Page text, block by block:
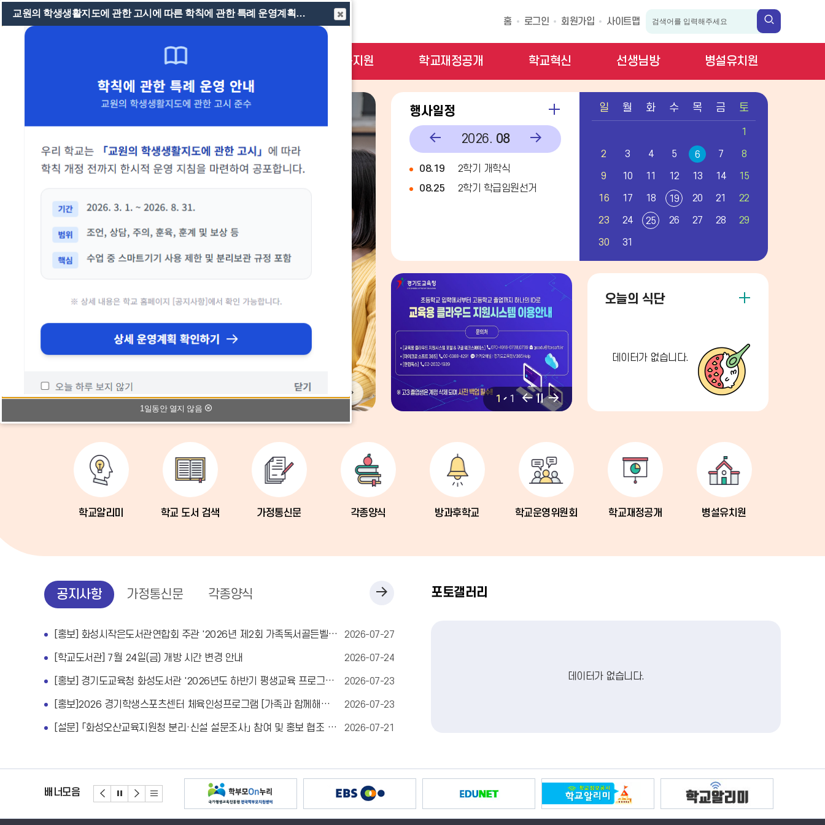
홈 로그인 회원가입 사이트맵
알림마당 교육지원 학교재정공개 학교혁신 선생님방 병설유치원
비
이
전
비
음
행사일정
이
전
달
2026. 08
다
달
08.19
2학기 개학식
08.25
2학기 학급임원선거
일,
화,
목,
토
일 월 화 수 목 금 토
1
2
3 4 5 6 7
8
9
10 11 12 13 14
15
16
17 18 19 20 21
22
23
24 25 26 27 28
29
30
31
일
정
더
1 1
팝
존
이
전
팝
존
정
지
팝
존
다
음
오늘의 식단
데이터가 없습니다.
오
식
단
더
학교알리미 학교 도서 검색 가정통신문 각종양식 방과후학교 학교운영위원회 학교재정공개 병설유치원
공
지
항
공지사항 가정통신문 각종양식
[홍보] 화성시작은도서관연합회 주관 '2026년 제2회 가족독서골든벨' 행사 개최 2026-07-27
[학교도서관] 7월 24일(금) 개방 시간 변경 안내 2026-07-24
[홍보] 경기도교육청 화성도서관 '2026년도 하반기 평생교육 프로그램' 안내 2026-07-23
[홍보]2026 경기학생스포츠센터 체육인성프로그램 [가족과 함께해봄] 참여 안내 2026-07-23
[설문] 「화성오산교육지원청 분리·신설 설문조사」 참여 및 홍보 협조 요청 2026-07-21
공
사
항
포토갤러리
데이터가 없습니다.
배너모음
교원의 학생생활지도에 관한 고시에 따른 학칙에 관한 특례 운영계획(새창열림)
1일동안 열지 않음